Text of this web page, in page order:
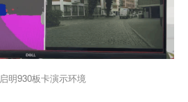
启明930板卡演示环境